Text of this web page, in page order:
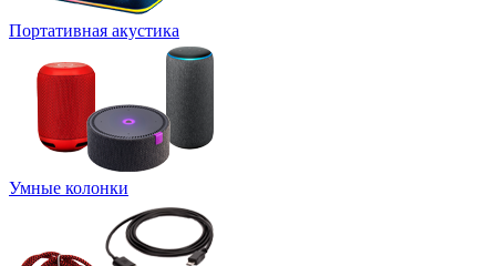
Портативная акустика
Умные колонки